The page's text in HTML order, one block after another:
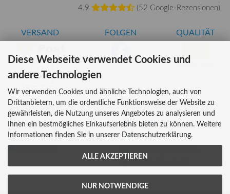
4.9
(52 Google-Rezensionen)
VERSAND FOLGEN QUALITÄT
AT-BIO-401
INFORMATIONEN
Über uns
Versandkosten
Lieferzeiten
ZAHLUNG
Kreditkarte
Bar (im Geschäft)
Diese Webseite verwendet Cookies und
andere Technologien
Wir verwenden Cookies und ähnliche Technologien, auch von
Drittanbietern, um die ordentliche Funktionsweise der Website zu
gewährleisten, die Nutzung unseres Angebotes zu analysieren und
Ihnen ein bestmögliches Einkaufserlebnis bieten zu können. Weitere
Informationen finden Sie in unserer Datenschutzerklärung.
ALLE AKZEPTIEREN
NUR NOTWENDIGE